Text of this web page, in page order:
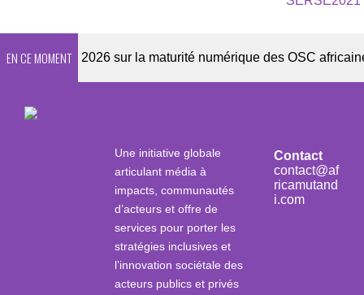
EN CE MOMENT2026 sur la maturité numérique des OSC africaines
Une initiative globale
articulant média à
impacts, communautés
d’acteurs et offre de
services pour porter les
stratégies inclusives et
l’innovation sociétale des
acteurs publics et privés
Contact
contact@af
ricamutand
i.com